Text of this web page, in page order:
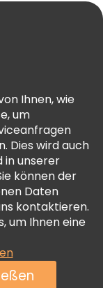
Ihnen, wie
um
Dies wird auch
in unserer
können der
Daten
kontaktieren.
um Ihnen eine